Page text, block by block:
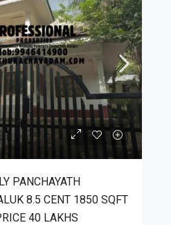
PANCHAYATH
8.5 CENT 1850 SQFT
40 LAKHS